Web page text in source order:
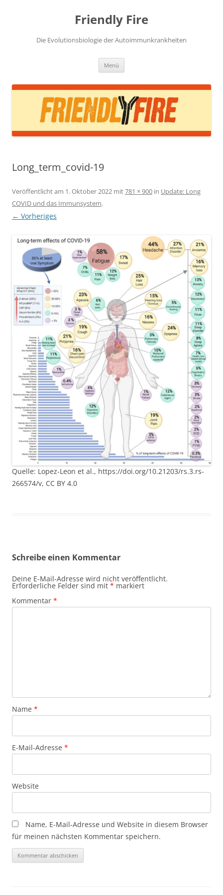
Friendly Fire
Die Evolutionsbiologie der Autoimmunkrankheiten
Menü
Long_term_covid-19
Veröffentlicht am 1. Oktober 2022 mit781 × 900 in Update: Long
COVID und das Immunsystem.
← Vorheriges
Quelle: Lopez-Leon et al., https://doi.org/10.21203/rs.3.rs-
266574/v, CC BY 4.0
Schreibe einen Kommentar
Deine E-Mail-Adresse wird nicht veröffentlicht.
Erforderliche Felder sind mit * markiert
Kommentar *
Name *
E-Mail-Adresse *
Website
Name, E-Mail-Adresse und Website in diesem Browser
für meinen nächsten Kommentar speichern.